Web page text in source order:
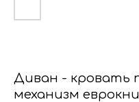
Диван - кровать
механизм